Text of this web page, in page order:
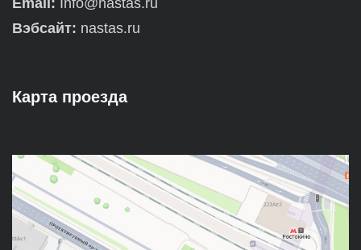
Вэбсайт: nastas.ru
Карта проезда